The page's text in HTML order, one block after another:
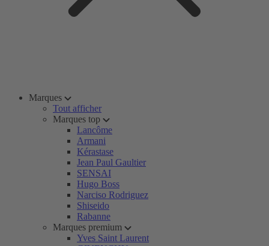
Marques
Tout afficher
Marques top
Lancôme
Armani
Kérastase
Jean Paul Gaultier
SENSAI
Hugo Boss
Narciso Rodriguez
Shiseido
Rabanne
Marques premium
Yves Saint Laurent